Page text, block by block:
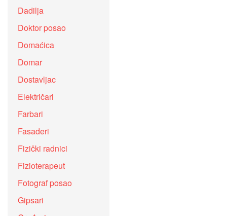
Dadilja
Doktor posao
Domaćica
Domar
Dostavljac
Električari
Farbari
Fasaderi
Fizički radnici
Fizioterapeut
Fotograf posao
Gipsari